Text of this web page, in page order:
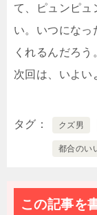
て、ピュンピュ
い。いつになっ
くれるんだろう
次回は、いよい
タグ クズ男
都合のい
この記事を